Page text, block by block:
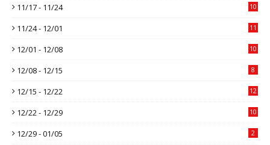
11/17 - 11/24 10
11/24 - 12/01 11
12/01 - 12/08 10
12/08 - 12/15 8
12/15 - 12/22 12
12/22 - 12/29 10
12/29 - 01/05 2